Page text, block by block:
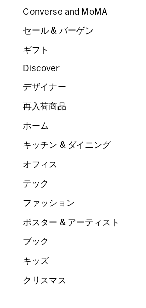
Converse and MoMA
セール & バーゲン
ギフト
Discover
デザイナー
再入荷商品
ホーム
キッチン & ダイニング
オフィス
テック
ファッション
ポスター & アーティスト
ブック
キッズ
クリスマス